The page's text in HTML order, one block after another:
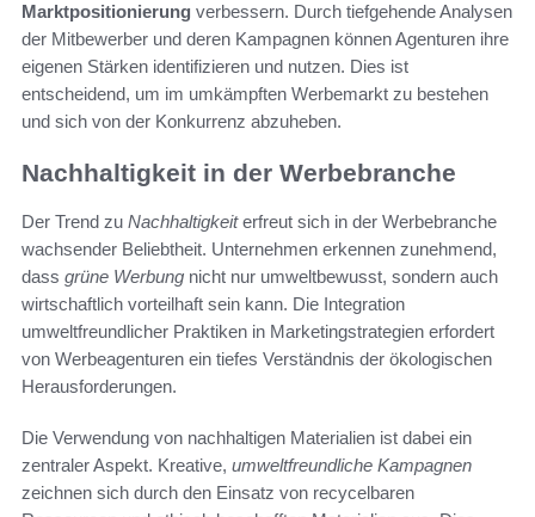
Marktpositionierung verbessern. Durch tiefgehende Analysen
der Mitbewerber und deren Kampagnen können Agenturen ihre
eigenen Stärken identifizieren und nutzen. Dies ist
entscheidend, um im umkämpften Werbemarkt zu bestehen
und sich von der Konkurrenz abzuheben.
Nachhaltigkeit in der Werbebranche
Der Trend zu Nachhaltigkeiterfreut sich in der Werbebranche
wachsender Beliebtheit. Unternehmen erkennen zunehmend,
dass grüne Werbung nicht nur umweltbewusst, sondern auch
wirtschaftlich vorteilhaft sein kann. Die Integration
umweltfreundlicher Praktiken in Marketingstrategien erfordert
von Werbeagenturen ein tiefes Verständnis der ökologischen
Herausforderungen.
Die Verwendung von nachhaltigen Materialien ist dabei ein
zentraler Aspekt. Kreative, umweltfreundliche Kampagnen
zeichnen sich durch den Einsatz von recycelbaren